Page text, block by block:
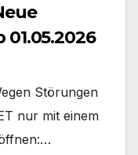
Störungen
nur mit einem